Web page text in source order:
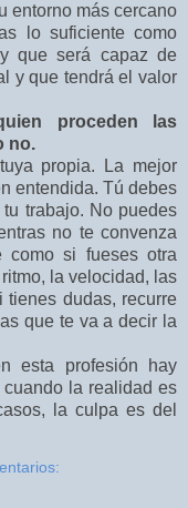
entorno más cercano
lo suficiente como
que será capaz de
y que tendrá el valor
proceden las
no.
propia. La mejor
entendida. Tú debes
trabajo. No puedes
no te convenza
como si fueses otra
la velocidad, las
tienes dudas, recurre
que te va a decir la
esta profesión hay
la realidad es
la culpa es del